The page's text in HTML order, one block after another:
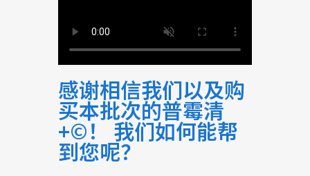
感谢相信我们以及购
买本批次的普霉清
+©！ 我们如何能帮
到您呢？